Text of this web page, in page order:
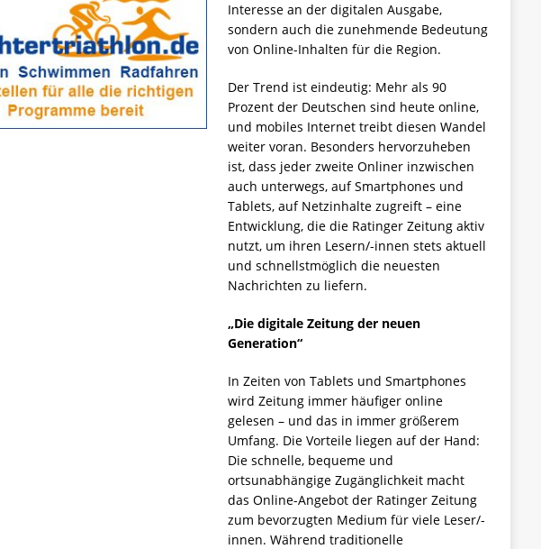
Interesse an der digitalen Ausgabe,
sondern auch die zunehmende Bedeutung
von Online-Inhalten für die Region.
Der Trend ist eindeutig: Mehr als 90
Prozent der Deutschen sind heute online,
und mobiles Internet treibt diesen Wandel
weiter voran. Besonders hervorzuheben
ist, dass jeder zweite Onliner inzwischen
auch unterwegs, auf Smartphones und
Tablets, auf Netzinhalte zugreift – eine
Entwicklung, die die Ratinger Zeitung aktiv
nutzt, um ihren Lesern/-innen stets aktuell
und schnellstmöglich die neuesten
Nachrichten zu liefern.
„Die digitale Zeitung der neuen
Generation“
In Zeiten von Tablets und Smartphones
wird Zeitung immer häufiger online
gelesen – und das in immer größerem
Umfang. Die Vorteile liegen auf der Hand:
Die schnelle, bequeme und
ortsunabhängige Zugänglichkeit macht
das Online-Angebot der Ratinger Zeitung
zum bevorzugten Medium für viele Leser/-
innen. Während traditionelle